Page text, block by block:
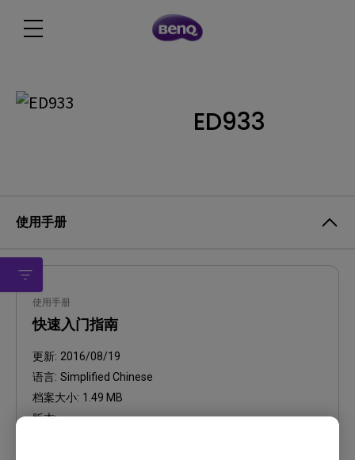
ED933
使用手册
使用手册
快速入门指南
更新: 2016/08/19
语言: Simplified Chinese
档案大小: 1.49 MB
版本: